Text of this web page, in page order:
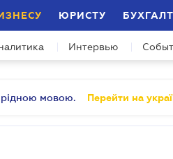
ЮРИСТУ
Интервью
рідною мовою. Перейти на